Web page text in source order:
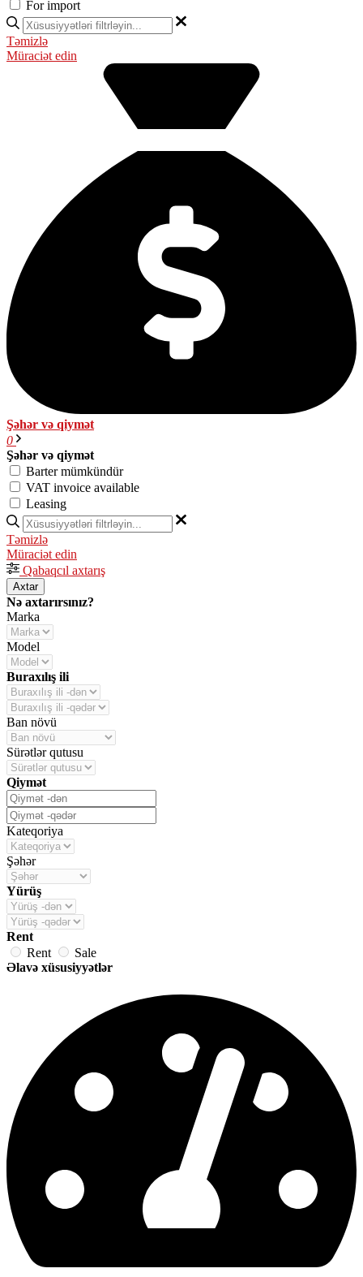
For import
Təmizlə
Müraciət edin
Şəhər və qiymət
0
Şəhər və qiymət
Barter mümkündür
VAT invoice available
Leasing
Təmizlə
Müraciət edin
Qabaqcıl axtarış
Axtar
Nə axtarırsınız?
Marka
Model
Buraxılış ili
Ban növü
Sürətlər qutusu
Qiymət
Kateqoriya
Şəhər
Yürüş
Rent
Rent
Sale
Əlavə xüsusiyyətlər